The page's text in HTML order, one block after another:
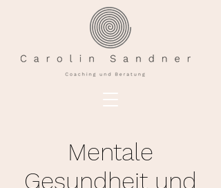
Mentale
Gesundheit und